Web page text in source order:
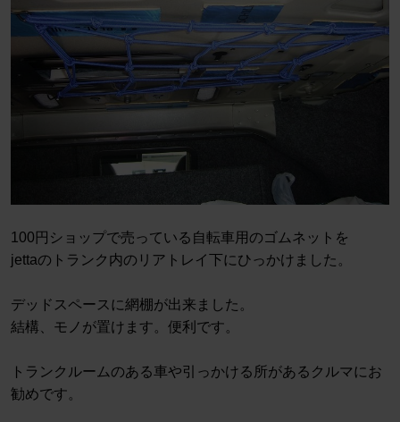
100円ショップで売っている自転車用のゴムネットを
jettaのトランク内のリアトレイ下にひっかけました。
デッドスペースに網棚が出来ました。
結構、モノが置けます。便利です。
トランクルームのある車や引っかける所があるクルマにお
勧めです。